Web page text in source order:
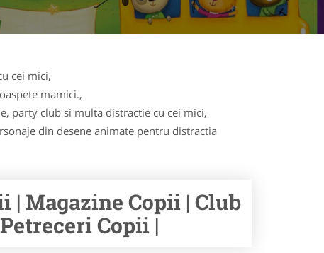
cei mici,
mamici.,
party club si multa distractie cu cei mici,
din desene animate pentru distractia
| Magazine Copii | Club
Copii |